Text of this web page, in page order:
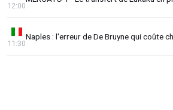
12:00
Naples : l'erreur de De Bruyne qui coûte
11:30